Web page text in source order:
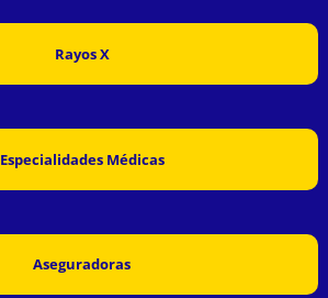
Rayos X
Especialidades Médicas
Aseguradoras